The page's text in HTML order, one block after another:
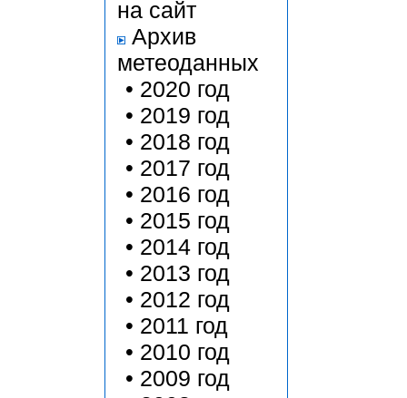
на сайт
Архив
метеоданных
• 2020 год
• 2019 год
• 2018 год
• 2017 год
• 2016 год
• 2015 год
• 2014 год
• 2013 год
• 2012 год
• 2011 год
• 2010 год
• 2009 год